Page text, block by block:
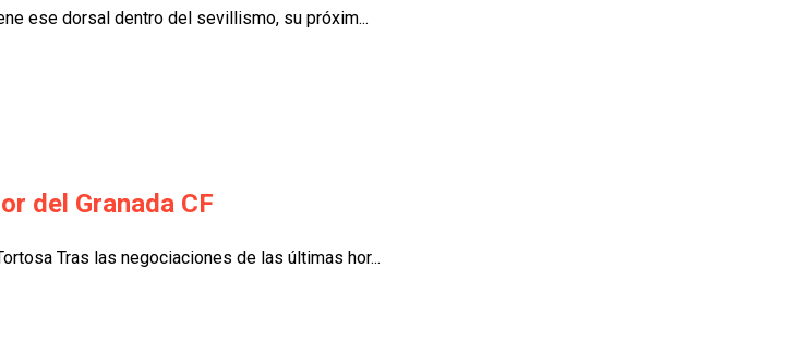
ese dorsal dentro del sevillismo, su próxim...
del Granada CF
Tras las negociaciones de las últimas hor...